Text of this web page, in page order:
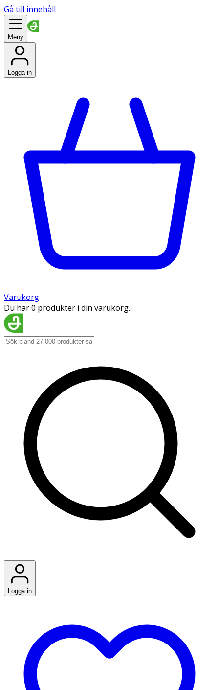
Gå till innehåll
Meny
Logga in
Varukorg
Du har 0 produkter i din varukorg.
Logga in